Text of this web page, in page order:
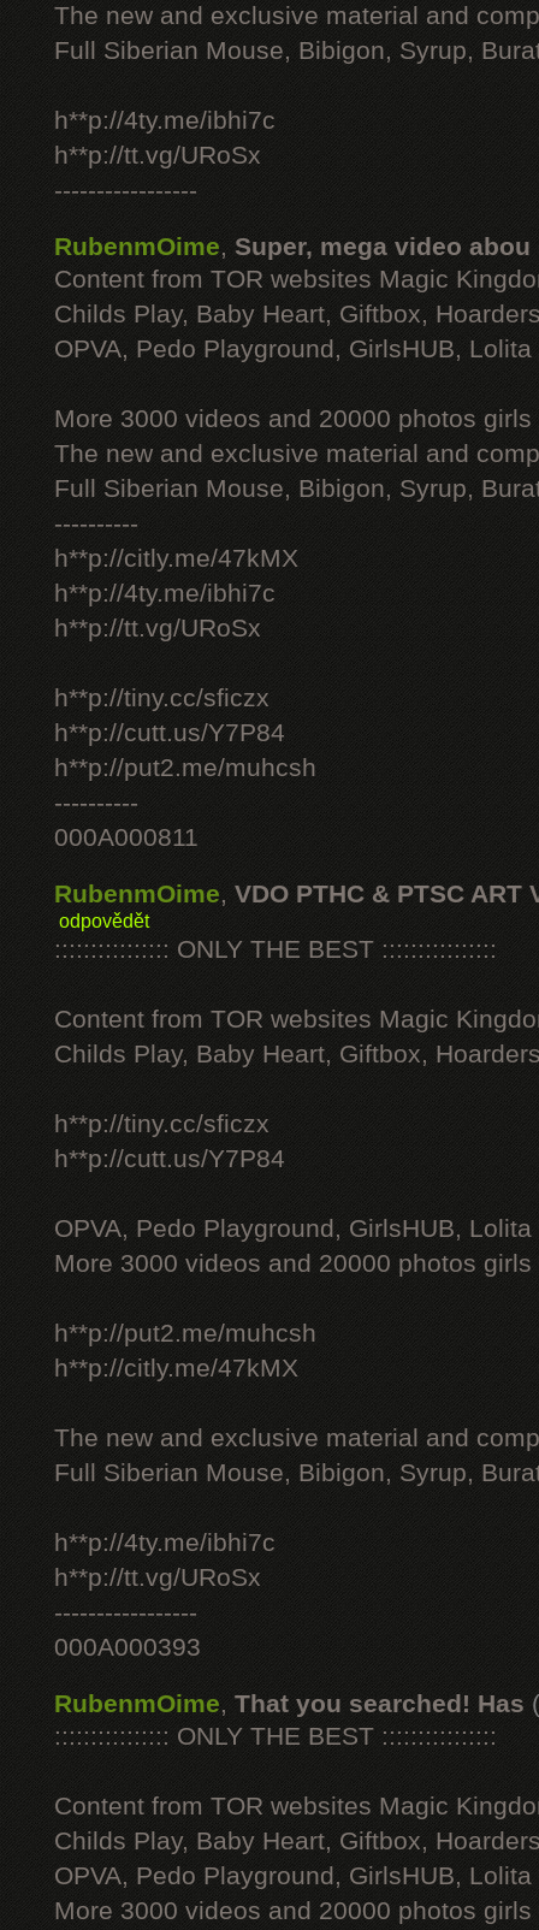
The new and exclusive material and
Full Siberian Mouse, Bibigon, Syrup,
h**p://4ty.me/ibhi7c
h**p://tt.vg/URoSx
-----------------
RubenmOime, Super, mega video abou
Content from TOR websites Magic
Childs Play, Baby Heart, Giftbox,
OPVA, Pedo Playground, GirlsHUB, Lolita
More 3000 videos and 20000 photos
The new and exclusive material and
Full Siberian Mouse, Bibigon, Syrup,
----------
h**p://citly.me/47kMX
h**p://4ty.me/ibhi7c
h**p://tt.vg/URoSx
h**p://tiny.cc/sficzx
h**p://cutt.us/Y7P84
h**p://put2.me/muhcsh
----------
000A000811
RubenmOime, VDO PTHC & PTSC ART
odpovědět
:::::::::::::::: ONLY THE BEST ::::::::::::::::
Content from TOR websites Magic
Childs Play, Baby Heart, Giftbox,
h**p://tiny.cc/sficzx
h**p://cutt.us/Y7P84
OPVA, Pedo Playground, GirlsHUB, Lolita
More 3000 videos and 20000 photos
h**p://put2.me/muhcsh
h**p://citly.me/47kMX
The new and exclusive material and
Full Siberian Mouse, Bibigon, Syrup,
h**p://4ty.me/ibhi7c
h**p://tt.vg/URoSx
-----------------
000A000393
RubenmOime, That you searched! Has
:::::::::::::::: ONLY THE BEST ::::::::::::::::
Content from TOR websites Magic
Childs Play, Baby Heart, Giftbox,
OPVA, Pedo Playground, GirlsHUB, Lolita
More 3000 videos and 20000 photos